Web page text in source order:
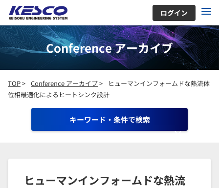
ログイン
Conference アーカイブ
TOP> Conference アーカイブ>
ヒューマンインフォームドな熱流体
位相最適化によるヒートシンク設計
キーワード・条件で検索
ヒューマンインフォームドな熱流